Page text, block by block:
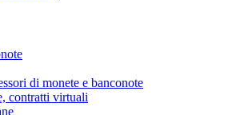
di monete e banconote
contratti virtuali